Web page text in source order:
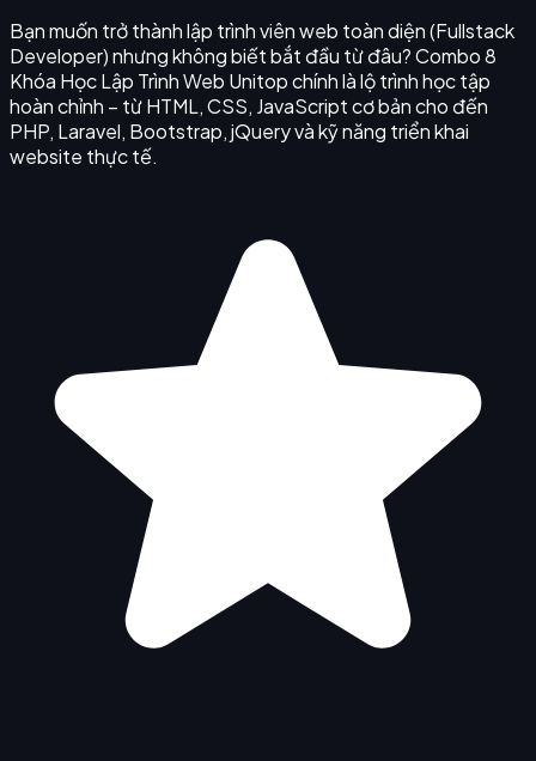
Bạn muốn trở thành lập trình viên web toàn diện (Fullstack
Developer) nhưng không biết bắt đầu từ đâu? Combo 8
Khóa Học Lập Trình Web Unitop chính là lộ trình học tập
hoàn chỉnh – từ HTML, CSS, JavaScript cơ bản cho đến
PHP, Laravel, Bootstrap, jQuery và kỹ năng triển khai
website thực tế.